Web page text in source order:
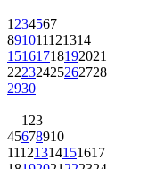
1 234567
891011121314
15161718192021
22232425262728
2930
1 23
45678910
11121314151617